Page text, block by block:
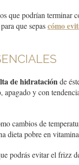
que podrían terminar
que sepascómo
de hidratación de
apagado y con
cambios de
dieta pobre en
podrás evitar el frizz